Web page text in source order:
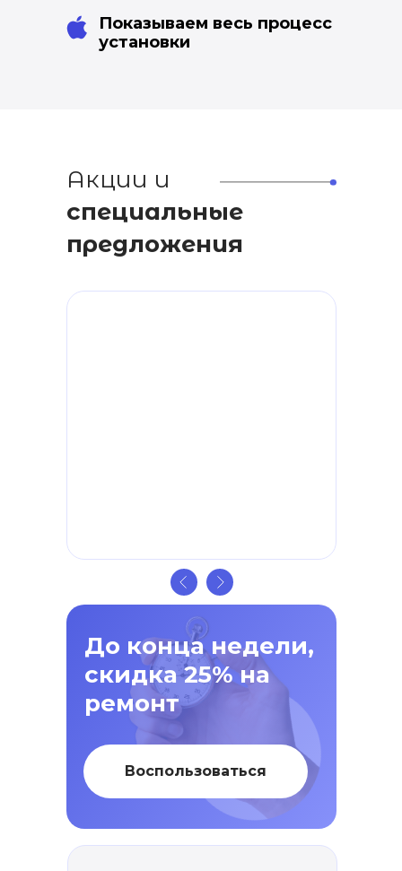
Показываем весь процесс
установки
Акции и
специальные
предложения
До конца недели,
скидка 25% на
ремонт
Воспользоваться